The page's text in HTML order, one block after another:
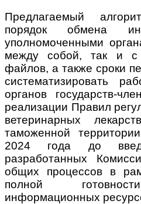
Предлагаемый
порядок обмена
уполномоченными
между собой, так и с
файлов, а также сроки
систематизировать
органов государств-
реализации Правил
ветеринарных
таможенной
2024 года до
разработанных
общих процессов в
полной
информационных